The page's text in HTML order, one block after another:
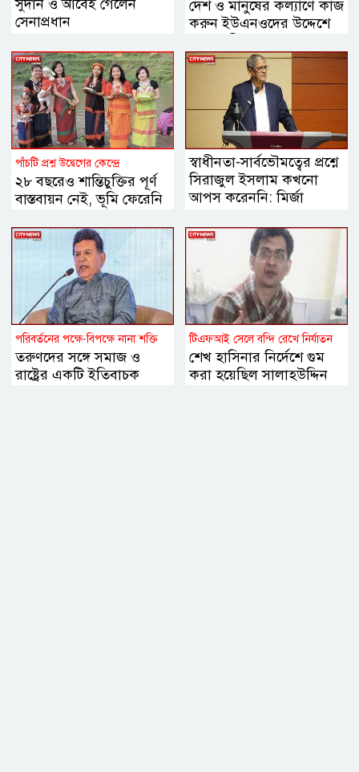
সুদান ও আবেই গেলেন
সেনাপ্রধান
দেশ ও মানুষের কল্যাণে কাজ
করুন ইউএনওদের উদ্দেশে
পাঁচটি প্রশ্ন উদ্বেগের কেন্দ্রে
২৮ বছরেও শান্তিচুক্তির পূর্ণ
বাস্তবায়ন নেই, ভূমি ফেরেনি
অশান্তি?
স্বাধীনতা-সার্বভৌমত্বের প্রশ্নে
সিরাজুল ইসলাম কখনো
আপস করেননি: মির্জা
পরিবর্তনের পক্ষে-বিপক্ষে নানা শক্তি
তরুণদের সঙ্গে সমাজ ও
রাষ্ট্রের একটি ইতিবাচক
টিএফআই সেলে বন্দি রেখে নির্যাতন
শেখ হাসিনার নির্দেশে গুম
করা হয়েছিল সালাহউদ্দিন